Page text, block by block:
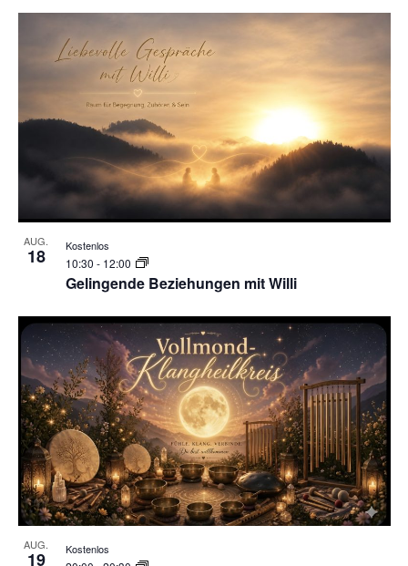
AUG.
18
Gelingende Beziehungen mit Willi
10:30 - 12:00
Kostenlos
AUG.
19 Kostenlos